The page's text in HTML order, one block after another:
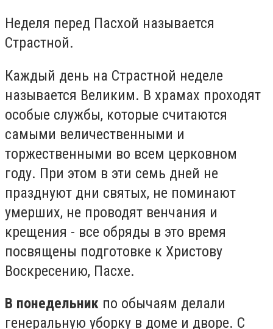
Неделя перед Пасхой называется
Страстной.
Каждый день на Страстной неделе
называется Великим. В храмах проходят
особые службы, которые считаются
самыми величественными и
торжественными во всем церковном
году. При этом в эти семь дней не
празднуют дни святых, не поминают
умерших, не проводят венчания и
крещения - все обряды в это время
посвящены подготовке к Христову
Воскресению, Пасхе.
В понедельник по обычаям делали
генеральную уборку в доме и дворе. С